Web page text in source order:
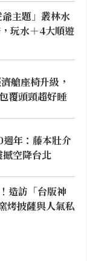
爺主題」叢林水
玩水＋4大順遊
艙座椅升級，
覆頭頸超好睡
年：藤本壯介
空降台北
造訪「台版神
烤披薩與人氣私